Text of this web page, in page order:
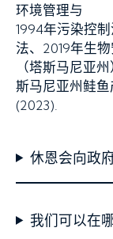
环境管理与
1994年污染控
法、2019年生
（塔斯马尼亚
斯马尼亚州鲑鱼
(2023).
休恩会向政
我们可以在